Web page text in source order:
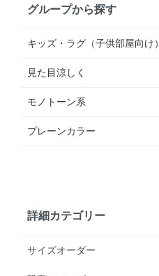
グループから探す
キッズ・ラグ（子供部屋向け）
見た目涼しく
モノトーン系
プレーンカラー
詳細カテゴリー
サイズオーダー